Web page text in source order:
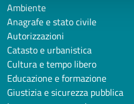
Ambiente
Anagrafe e stato civile
Autorizzazioni
Catasto e urbanistica
Cultura e tempo libero
Educazione e formazione
Giustizia e sicurezza pubblica